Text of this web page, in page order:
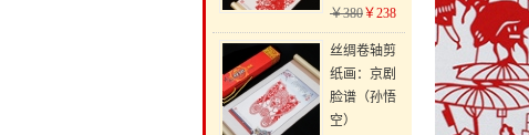
￥380￥238
丝绸卷轴剪
纸画：京剧
脸谱（孙悟
空）